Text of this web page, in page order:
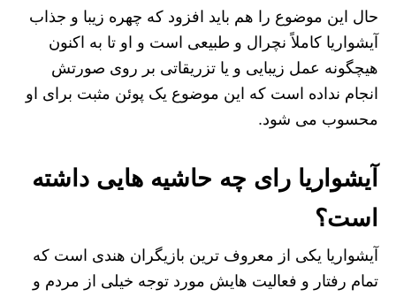
حال این موضوع را هم باید افزود که چهره زیبا و جذاب
آیشواریا کاملاً نچرال و طبیعی است و او تا به اکنون
هیچگونه عمل زیبایی و یا تزریقاتی بر روی صورتش
انجام نداده است که این موضوع یک پوئن مثبت برای او
محسوب می شود.
آیشواریا رای چه حاشیه هایی داشته
است؟
آیشواریا یکی از معروف ترین بازیگران هندی است که
تمام رفتار و فعالیت‌ هایش مورد توجه خیلی از مردم و